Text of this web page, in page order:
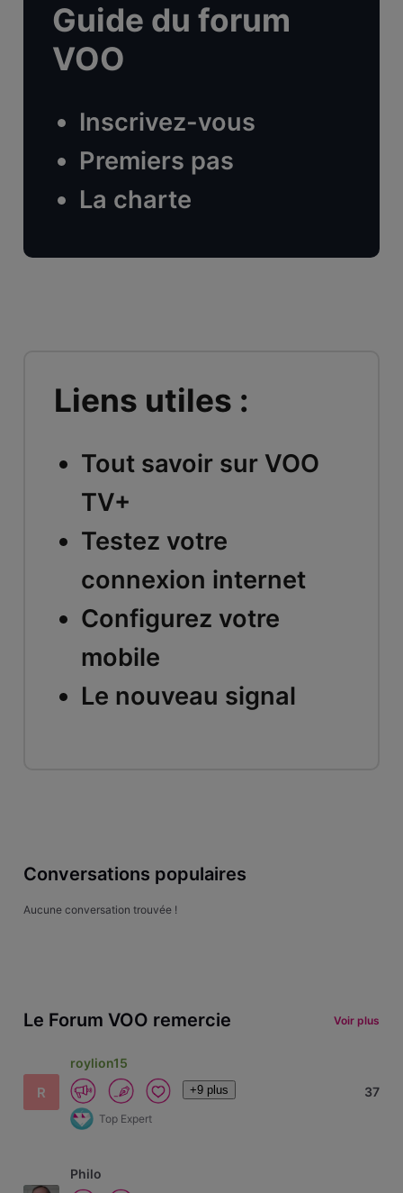
Guide du forum
VOO
Inscrivez-vous
Premiers pas
La charte
Liens utiles :
Tout savoir sur VOO
TV+
Testez votre
connexion internet
Configurez votre
mobile
Le nouveau signal
Conversations populaires
Aucune conversation trouvée !
Le Forum VOO remercie Voir plus
R
roylion15
+9 plus
Top Expert
37
Philo